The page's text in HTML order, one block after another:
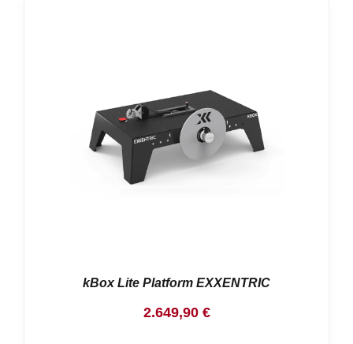
kBox Lite Platform EXXENTRIC
2.649,90 €